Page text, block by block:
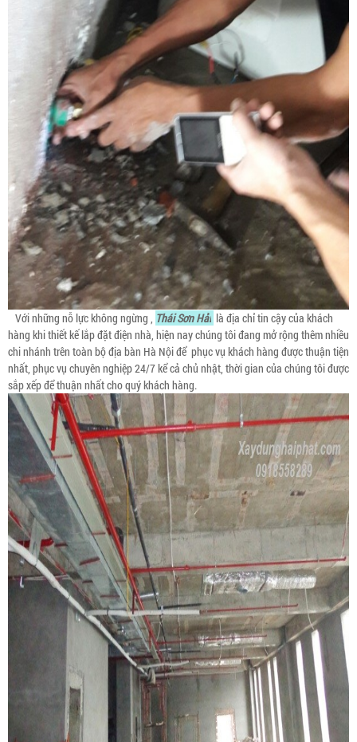
Với những nỗ lực không ngừng , Thái Sơn Hải là địa chỉ tin cậy của khách
hàng khi thiết kế lắp đặt điện nhà, hiện nay chúng tôi đang mở rộng thêm nhiều
chi nhánh trên toàn bộ địa bàn Hà Nội để phục vụ khách hàng được thuận tiện
nhất, phục vụ chuyên nghiệp 24/7 kể cả chủ nhật, thời gian của chúng tôi được
sắp xếp để thuận nhất cho quý khách hàng.